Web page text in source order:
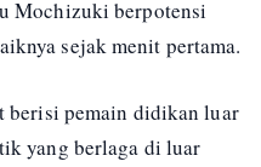
Mochizuki berpotensi
sejak menit pertama.
berisi pemain didikan luar
yang berlaga di luar